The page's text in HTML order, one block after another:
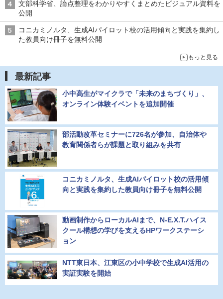
文部科学省、論点整理をわかりやすくまとめたビジュアル資料を
公開
コニカミノルタ、生成AIパイロット校の活用傾向と実践を集約し
た教員向け冊子を無料公開
もっと見る
最新記事
小中高生がマイクラで「未来のまちづくり」、
オンライン体験イベントを追加開催
部活動改革セミナーに726名が参加、自治体や
教育関係者らが課題と取り組みを共有
コニカミノルタ、生成AIパイロット校の活用傾
向と実践を集約した教員向け冊子を無料公開
動画制作からローカルAIまで、N-E.X.T.ハイス
クール構想の学びを支えるHPワークステーシ
ョン
NTT東日本、江東区の小中学校で生成AI活用の
実証実験を開始